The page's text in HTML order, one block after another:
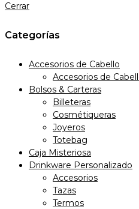
Cerrar
Categorías
Accesorios de Cabello
Accesorios de
Bolsos & Carteras
Billeteras
Cosmétiqueras
Joyeros
Totebag
Caja Misteriosa
Drinkware Personalizado
Accesorios
Tazas
Termos